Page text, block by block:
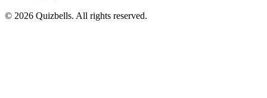
© 2026 Quizbells. All rights reserved.